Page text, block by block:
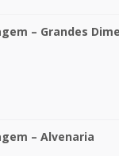
– Grandes
– Alvenaria